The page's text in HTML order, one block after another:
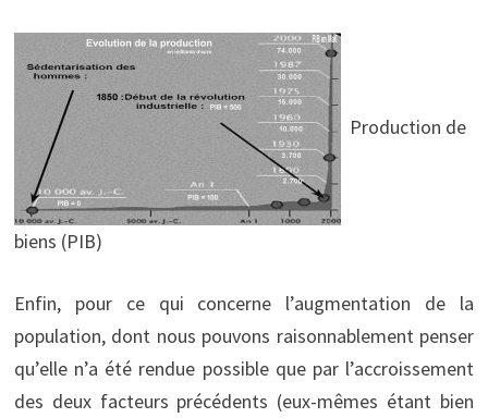
Production de
biens (PIB)
Enfin, pour ce qui concerne l’augmentation de la
population, dont nous pouvons raisonnablement penser
qu’elle n’a été rendue possible que par l’accroissement
des deux facteurs précédents (eux-mêmes étant bien